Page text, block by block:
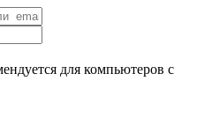
для компьютеров с